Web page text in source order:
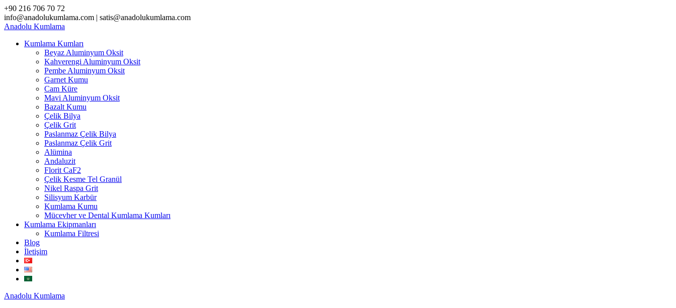
Skip
to
content
+90 216 706 70 72
info@anadolukumlama.com | satis@anadolukumlama.com
Anadolu Kumlama
Kumlama Kumları
Beyaz Aluminyum Oksit
Kahverengi Aluminyum Oksit
Pembe Aluminyum Oksit
Garnet Kumu
Cam Küre
Mavi Aluminyum Oksit
Bazalt Kumu
Çelik Bilya
Çelik Grit
Paslanmaz Çelik Bilya
Paslanmaz Çelik Grit
Alümina
Andaluzit
Florit CaF2
Çelik Kesme Tel Granül
Nikel Raspa Grit
Silisyum Karbür
Kumlama Kumu
Mücevher ve Dental Kumlama Kumları
Kumlama Ekipmanları
Kumlama Filtresi
Blog
İletişim
Anadolu Kumlama